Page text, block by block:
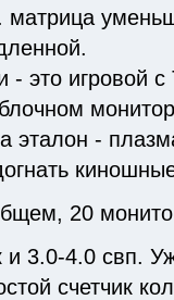
матрица
- это игровой с
эталон -
20
и 3.0-4.0 свп.
счетчик